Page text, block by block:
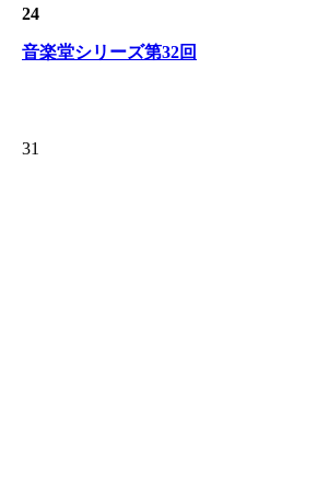
24
音楽堂シリーズ第32回
31